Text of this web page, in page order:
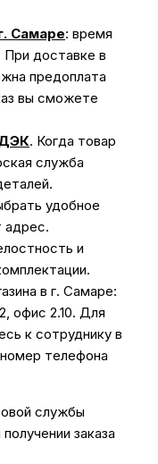
Самаре: время
При доставке в
предоплата
вы сможете
. Когда товар
служба
удобное
адрес.
и
в г. Самаре:
офис 2.10. Для
к сотруднику в
телефона
службы
заказа